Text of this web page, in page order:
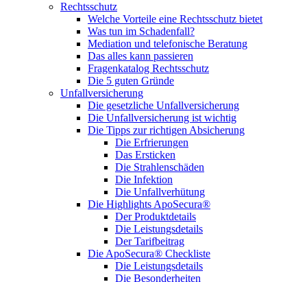
Rechtsschutz
Welche Vorteile eine Rechtsschutz bietet
Was tun im Schadenfall?
Mediation und telefonische Beratung
Das alles kann passieren
Fragenkatalog Rechtsschutz
Die 5 guten Gründe
Unfallversicherung
Die gesetzliche Unfallversicherung
Die Unfallversicherung ist wichtig
Die Tipps zur richtigen Absicherung
Die Erfrierungen
Das Ersticken
Die Strahlenschäden
Die Infektion
Die Unfallverhütung
Die Highlights ApoSecura®
Der Produktdetails
Die Leistungsdetails
Der Tarifbeitrag
Die ApoSecura® Checkliste
Die Leistungsdetails
Die Besonderheiten